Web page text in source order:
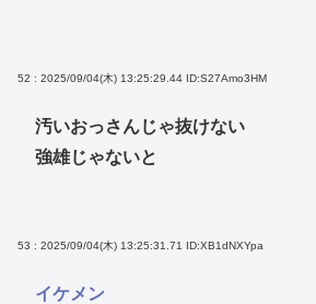
52 : 2025/09/04(木) 13:25:29.44 ID:S27Amo3HM
汚いおっさんじゃ抜けない
強雄じゃないと
53 : 2025/09/04(木) 13:25:31.71 ID:XB1dNXYpa
イケメン